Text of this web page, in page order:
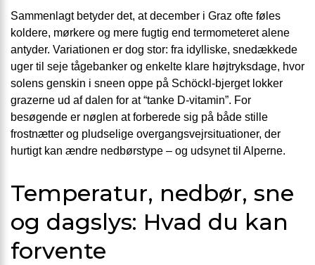
Sammenlagt betyder det, at december i Graz ofte føles
koldere, mørkere og mere fugtig end termometeret alene
antyder. Variationen er dog stor: fra idylliske, snedækkede
uger til seje tågebanker og enkelte klare højtryksdage, hvor
solens genskin i sneen oppe på Schöckl-bjerget lokker
grazerne ud af dalen for at “tanke D-vitamin”. For
besøgende er nøglen at forberede sig på både stille
frostnætter og pludselige overgangsvejrsituationer, der
hurtigt kan ændre nedbørstype – og udsynet til Alperne.
Temperatur, nedbør, sne
og dagslys: Hvad du kan
forvente